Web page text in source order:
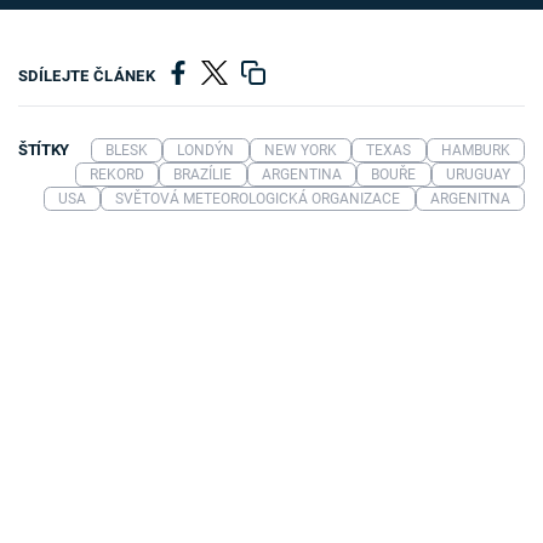
SDÍLEJTE ČLÁNEK
ŠTÍTKY BLESK LONDÝN NEW YORK TEXAS
HAMBURK
REKORD
BRAZÍLIE ARGENTINA BOUŘE
URUGUAY
USA
SVĚTOVÁ METEOROLOGICKÁ ORGANIZACE ARGENITNA